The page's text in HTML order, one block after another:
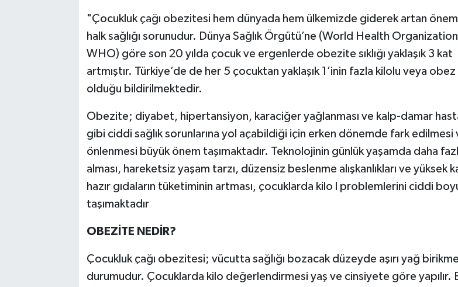
"Çocukluk çağı obezitesi hem dünyada hem ülkemizde giderek artan
halk sağlığı sorunudur. Dünya Sağlık Örgütü’ne (World Health Organization
WHO) göre son 20 yılda çocuk ve ergenlerde obezite sıklığı yaklaşık 3 kat
artmıştır. Türkiye’de de her 5 çocuktan yaklaşık 1’inin fazla kilolu veya obez
olduğu bildirilmektedir.
Obezite; diyabet, hipertansiyon, karaciğer yağlanması ve kalp-damar
gibi ciddi sağlık sorunlarına yol açabildiği için erken dönemde fark edilmesi
önlenmesi büyük önem taşımaktadır. Teknolojinin günlük yaşamda daha
alması, hareketsiz yaşam tarzı, düzensiz beslenme alışkanlıkları ve yüksek
hazır gıdaların tüketiminin artması, çocuklarda kilo l problemlerini ciddi
taşımaktadır
OBEZİTE NEDİR?
Çocukluk çağı obezitesi; vücutta sağlığı bozacak düzeyde aşırı yağ
durumudur. Çocuklarda kilo değerlendirmesi yaş ve cinsiyete göre yapılır.